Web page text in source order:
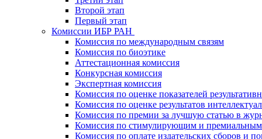
Второй этап
Первый этап
Комиссии ИБР РАН
Комиссия по международным связям
Комиссия по биоэтике
Аттестационная комиссия
Конкурсная комиссия
Экспертная комиссия
Комиссия по оценке показателей
Комиссия по оценке результатов
Комиссия по премии за лучшую статью в
Комиссия по стимулирующим и
Комиссия по оплате издательских сборов и